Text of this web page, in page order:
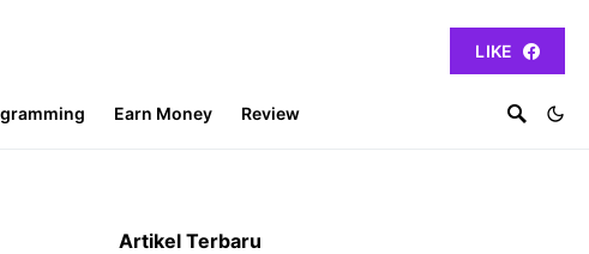
LIKE
Earn Money Review
Artikel Terbaru